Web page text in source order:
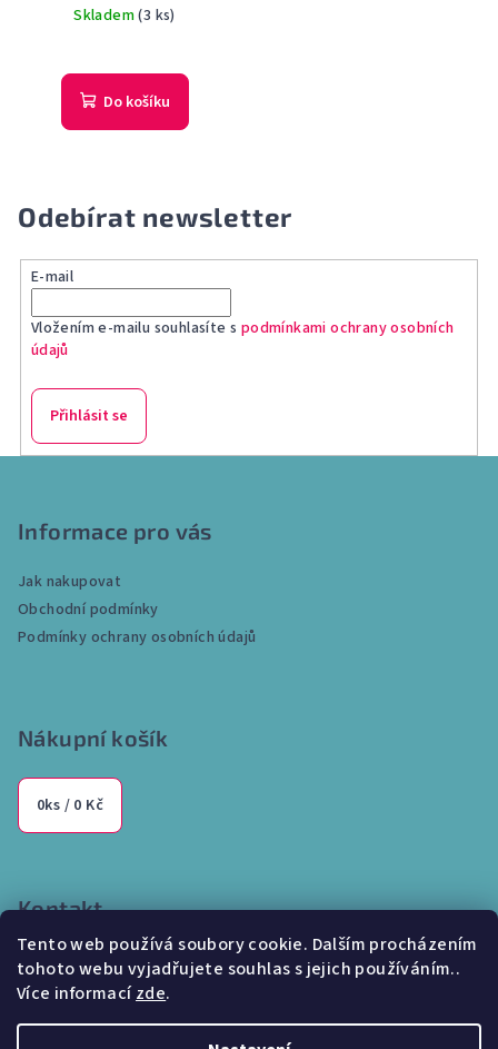
Tento web používá soubory cookie. Dalším procházením
tohoto webu vyjadřujete souhlas s jejich používáním..
Více informacízde.
Skladem(3 ks)
Do košíku
Odebírat newsletter
E-mail
Vložením e-mailu souhlasíte s podmínkami ochrany osobních
údajů
Přihlásit se
Informace pro vás
Jak nakupovat
Obchodní podmínky
Podmínky ochrany osobních údajů
Nákupní košík
0ks / 0 Kč
Kontakt
info @internetparfem.cz
603 100 829